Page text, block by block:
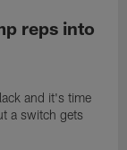
reps into
and it's time
a switch gets